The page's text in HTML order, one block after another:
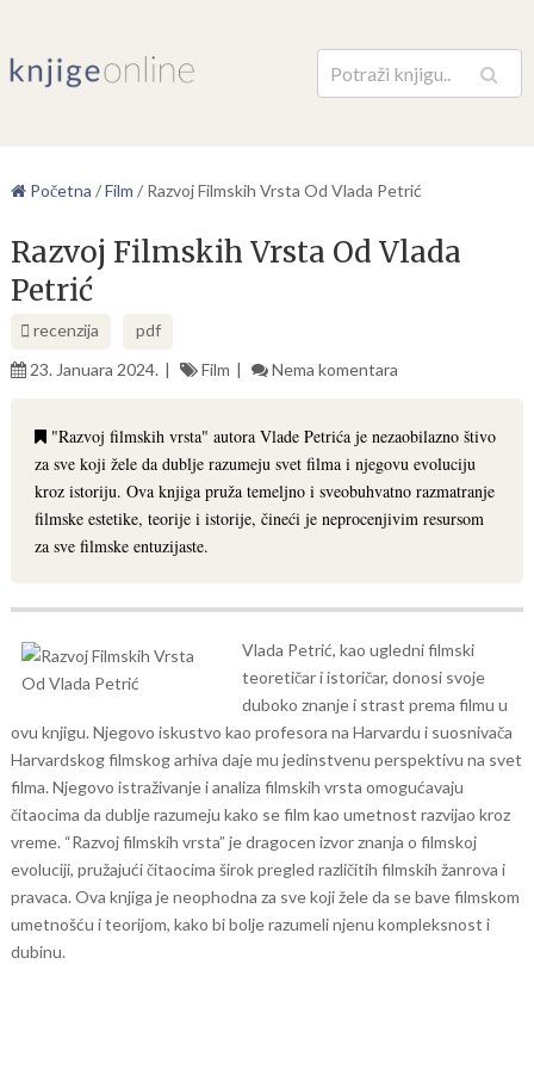
Pretraga
Početna /Film / Razvoj Filmskih Vrsta Od Vlada Petrić
Razvoj Filmskih Vrsta Od Vlada
Petrić
recenzija
pdf
23. Januara 2024.
Film Nema komentara
"Razvoj filmskih vrsta" autora Vlade Petrića je nezaobilazno štivo
za sve koji žele da dublje razumeju svet filma i njegovu evoluciju
kroz istoriju. Ova knjiga pruža temeljno i sveobuhvatno razmatranje
filmske estetike, teorije i istorije, čineći je neprocenjivim resursom
za sve filmske entuzijaste.
Vlada Petrić, kao ugledni filmski
teoretičar i istoričar, donosi svoje
duboko znanje i strast prema filmu u
ovu knjigu. Njegovo iskustvo kao profesora na Harvardu i suosnivača
Harvardskog filmskog arhiva daje mu jedinstvenu perspektivu na svet
filma. Njegovo istraživanje i analiza filmskih vrsta omogućavaju
čitaocima da dublje razumeju kako se film kao umetnost razvijao kroz
vreme. “Razvoj filmskih vrsta” je dragocen izvor znanja o filmskoj
evoluciji, pružajući čitaocima širok pregled različitih filmskih žanrova i
pravaca. Ova knjiga je neophodna za sve koji žele da se bave filmskom
umetnošću i teorijom, kako bi bolje razumeli njenu kompleksnost i
dubinu.